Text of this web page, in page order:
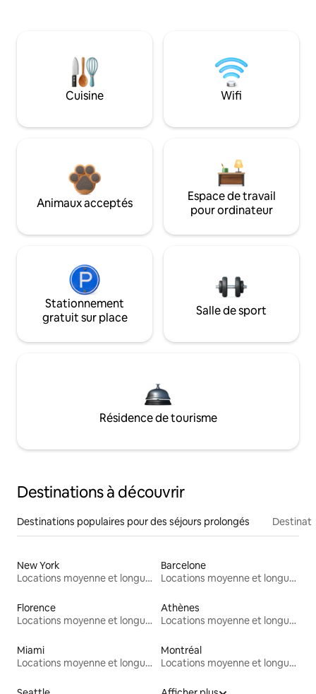
Cuisine Wifi
Animaux acceptés
Espace de travail
pour ordinateur
Stationnement
gratuit sur place
Salle de sport
Résidence de tourisme
Destinations à découvrir
Destinations populaires pour des séjours prolongés
New York
Locations moyenne et longue durée
Barcelone
Locations moyenne et longue durée
Florence
Locations moyenne et longue durée
Athènes
Locations moyenne et longue durée
Miami
Locations moyenne et longue durée
Montréal
Locations moyenne et longue durée